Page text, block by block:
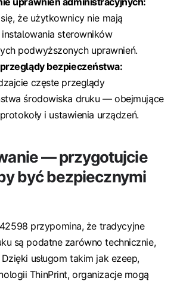
że użytkownicy nie mają
sterowników
podwyższonych uprawnień.
bezpieczeństwa:
częste przeglądy
środowiska druku — obejmujące
i ustawienia urządzeń.
— przygotujcie
być bezpiecznymi
przypomina, że tradycyjne
są podatne zarówno technicznie,
usługom takim jak ezeep,
ThinPrint, organizacje mogą